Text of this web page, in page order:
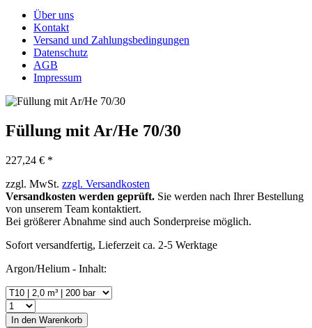
Über uns
Kontakt
Versand und Zahlungsbedingungen
Datenschutz
AGB
Impressum
Füllung mit Ar/He 70/30
227,24 € *
zzgl. MwSt. zzgl. Versandkosten
Versandkosten werden geprüft. Sie werden nach Ihrer Bestellung
von unserem Team kontaktiert.
Bei größerer Abnahme sind auch Sonderpreise möglich.
Sofort versandfertig, Lieferzeit ca. 2-5 Werktage
Argon/Helium - Inhalt:
In den Warenkorb